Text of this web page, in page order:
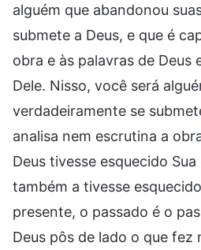
alguém que abandonou
submete a Deus, e que é
obra e às palavras de Deus
Dele. Nisso, você será
verdadeiramente se
analisa nem escrutina a
Deus tivesse esquecido
também a tivesse
presente, o passado é o
Deus pôs de lado o que fez